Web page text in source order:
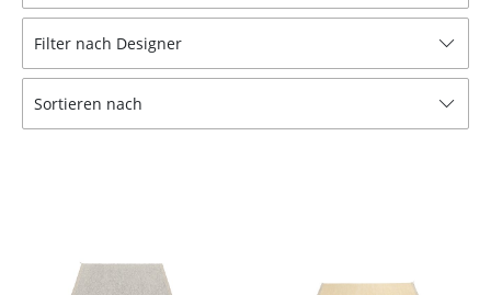
Bänke & Liegen
Sitzsäcke
Filter nach Designer
Sortieren nach